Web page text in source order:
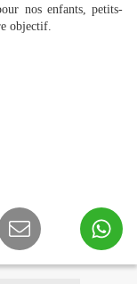
nos enfants, petits-
objectif.